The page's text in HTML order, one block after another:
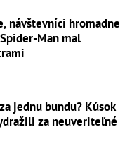
návštevníci hromadne
Man mal
jednu bundu? Kúsok
za neuveriteľné